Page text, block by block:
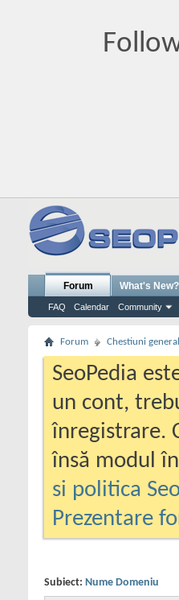
Forum
FAQ Calendar Community
What's New?
Forum Chestiuni
SeoPedia
un cont,
înregistrare.
însă modul
si politica
Prezentare
Subiect: Nume Domeniu